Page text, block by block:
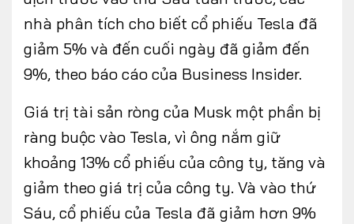
nhà phân tích cho biết cổ phiếu Tesla đã
giảm 5% và đến cuối ngày đã giảm đến
9%, theo báo cáo của Business Insider.
Giá trị tài sản ròng của Musk một phần bị
ràng buộc vào Tesla, vì ông nắm giữ
khoảng 13% cổ phiếu của công ty, tăng và
giảm theo giá trị của công ty. Và vào thứ
Sáu, cổ phiếu của Tesla đã giảm hơn 9%